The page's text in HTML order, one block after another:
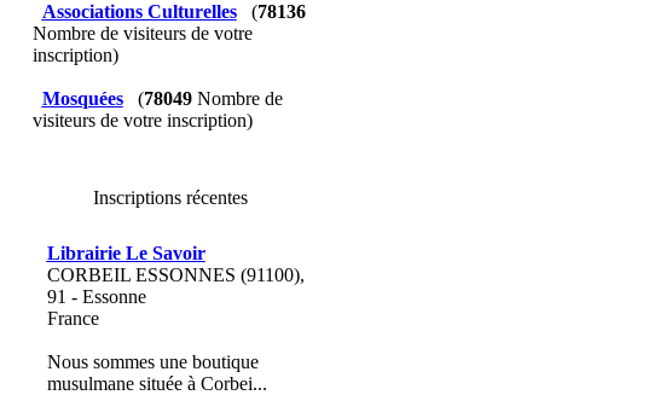
Associations Culturelles (78136
Nombre de visiteurs de votre
inscription)
Mosquées (78049Nombre de
visiteurs de votre inscription)
Inscriptions récentes
Librairie Le Savoir
CORBEIL ESSONNES (91100),
91 - Essonne
France
Nous sommes une boutique
musulmane située à Corbei...